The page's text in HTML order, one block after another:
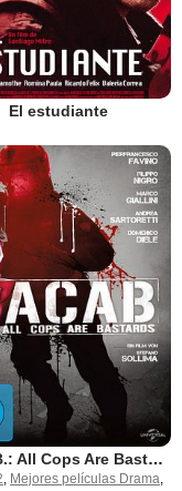
El estudiante
A.C.A.B.: All Cops Are Bastards
, Mejores películas Drama,